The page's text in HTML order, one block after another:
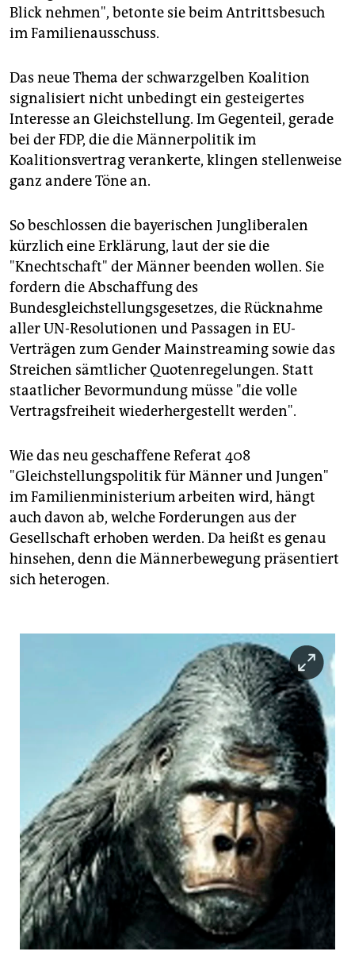
genossenschaft
epaper login
Blick nehmen", betonte sie beim Antrittsbesuch
im Familienausschuss.
Das neue Thema der schwarzgelben Koalition
signalisiert nicht unbedingt ein gesteigertes
Interesse an Gleichstellung. Im Gegenteil, gerade
bei der FDP, die die Männerpolitik im
Koalitionsvertrag verankerte, klingen stellenweise
ganz andere Töne an.
So beschlossen die bayerischen Jungliberalen
kürzlich eine Erklärung, laut der sie die
"Knechtschaft" der Männer beenden wollen. Sie
fordern die Abschaffung des
Bundesgleichstellungsgesetzes, die Rücknahme
aller UN-Resolutionen und Passagen in EU-
Verträgen zum Gender Mainstreaming sowie das
Streichen sämtlicher Quotenregelungen. Statt
staatlicher Bevormundung müsse "die volle
Vertragsfreiheit wiederhergestellt werden".
Wie das neu geschaffene Referat 408
"Gleichstellungspolitik für Männer und Jungen"
im Familienministerium arbeiten wird, hängt
auch davon ab, welche Forderungen aus der
Gesellschaft erhoben werden. Da heißt es genau
hinsehen, denn die Männerbewegung präsentiert
sich heterogen.